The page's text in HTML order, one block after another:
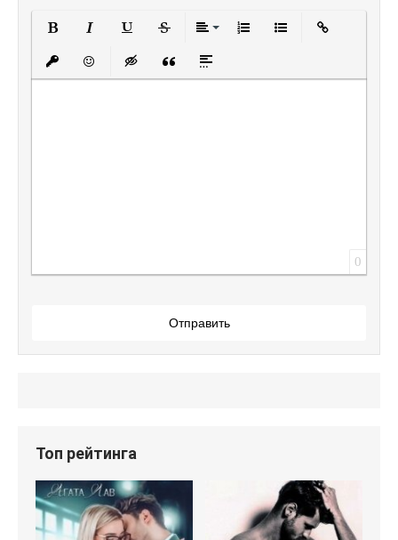
Вставить защищенную ссылку
Вставить смайлик
Вставка скрытого текста
Вставка цитаты
Вставка спойлера
0
Отправить
Топ рейтинга